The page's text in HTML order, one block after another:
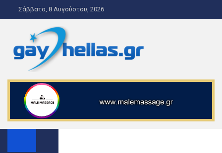
k
e
Σάββατο, 8 Αυγούστου, 2026
gayhellas.gr – lgbt news and
guide
lgbt news & guide